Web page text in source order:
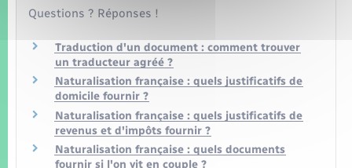
Questions ? Réponses !
Traduction d'un document : comment trouver
un traducteur agréé ?
Naturalisation française : quels justificatifs de
domicile fournir ?
Naturalisation française : quels justificatifs de
revenus et d'impôts fournir ?
Naturalisation française : quels documents
fournir si l'on vit en couple ?